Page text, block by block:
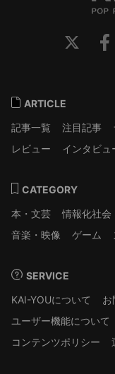
ARTICLE
記事一覧
注目記事
レビュー
インタビュ
CATEGORY
本・文芸
情報化社会
音楽・映像
ゲーム
SERVICE
KAI-YOUについて
お
ユーザー機能について
コンテンツポリシー